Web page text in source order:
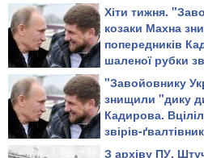
Хіти тижня.
козаки Махна
попередників
шаленої рубки
живцем або
шматки
"Завойовнику
знищили "дику
Кадирова.
звірів-
повільно рубали
З архіву ПУ.